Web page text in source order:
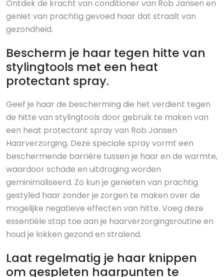
Ontdek de kracht van conditioner van Rob Jansen en
geniet van prachtig gevoed haar dat straalt van
gezondheid.
Bescherm je haar tegen hitte van
stylingtools met een heat
protectant spray.
Geef je haar de bescherming die het verdient tegen
de hitte van stylingtools door gebruik te maken van
een heat protectant spray van Rob Jansen
Haarverzorging. Deze speciale spray vormt een
beschermende barrière tussen je haar en de warmte,
waardoor schade en uitdroging worden
geminimaliseerd. Zo kun je genieten van prachtig
gestyled haar zonder je zorgen te maken over de
mogelijke negatieve effecten van hitte. Voeg deze
essentiële stap toe aan je haarverzorgingsroutine en
houd je lokken gezond en stralend.
Laat regelmatig je haar knippen
om gespleten haarpunten te